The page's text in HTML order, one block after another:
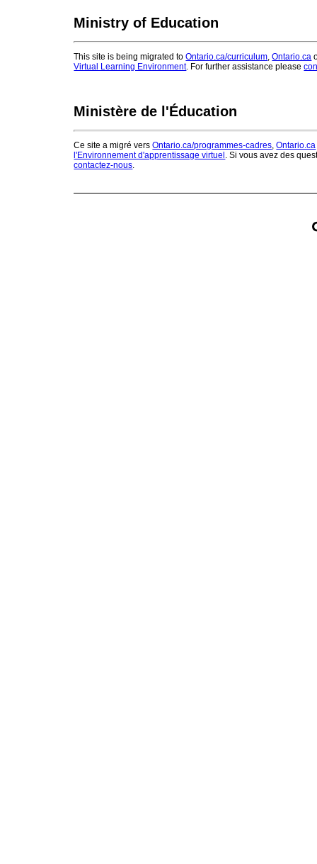
Ministry of Education
This site is being migrated toOntario.ca/curriculum ,Ontario.ca
Virtual Learning Environment. For further assistance please
Ministère de l'Éducation
Ce site a migré versOntario.ca/programmes-cadres ,Ontario.ca
l'Environnement d'apprentissage virtuel . Si vous avez des
contactez-nous